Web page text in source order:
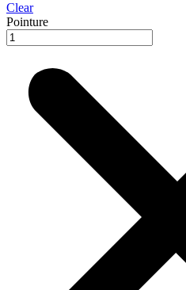
Clear
Pointure